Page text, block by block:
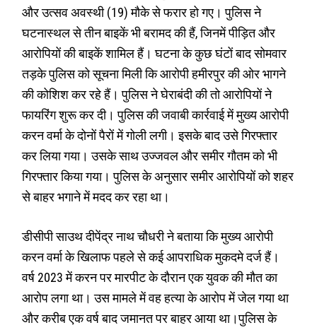
और उत्सव अवस्थी (19) मौके से फरार हो गए। पुलिस ने
घटनास्थल से तीन बाइकें भी बरामद की हैं, जिनमें पीड़ित और
आरोपियों की बाइकें शामिल हैं। घटना के कुछ घंटों बाद सोमवार
तड़के पुलिस को सूचना मिली कि आरोपी हमीरपुर की ओर भागने
की कोशिश कर रहे हैं। पुलिस ने घेराबंदी की तो आरोपियों ने
फायरिंग शुरू कर दी। पुलिस की जवाबी कार्रवाई में मुख्य आरोपी
करन वर्मा के दोनों पैरों में गोली लगी। इसके बाद उसे गिरफ्तार
कर लिया गया। उसके साथ उज्जवल और समीर गौतम को भी
गिरफ्तार किया गया। पुलिस के अनुसार समीर आरोपियों को शहर
से बाहर भगाने में मदद कर रहा था।
डीसीपी साउथ दीपेंद्र नाथ चौधरी ने बताया कि मुख्य आरोपी
करन वर्मा के खिलाफ पहले से कई आपराधिक मुकदमे दर्ज हैं।
वर्ष 2023 में करन पर मारपीट के दौरान एक युवक की मौत का
आरोप लगा था। उस मामले में वह हत्या के आरोप में जेल गया था
और करीब एक वर्ष बाद जमानत पर बाहर आया था।पुलिस के